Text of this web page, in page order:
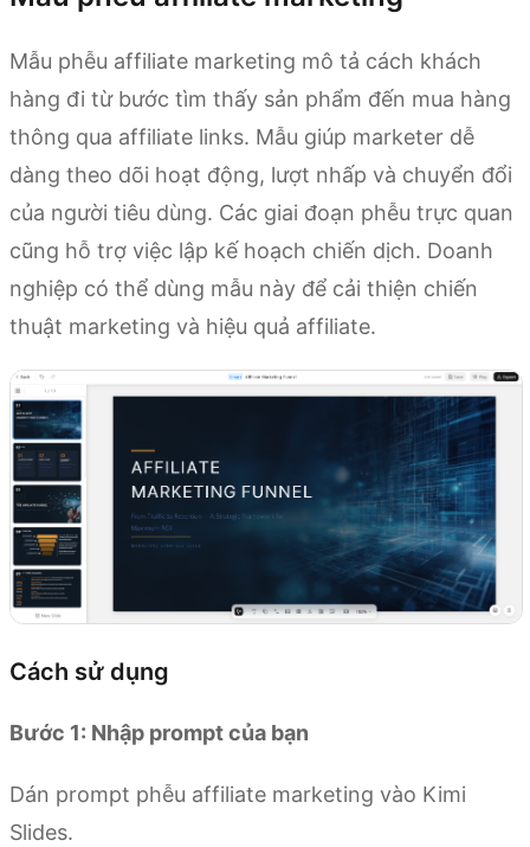
Mẫu phễu affiliate marketing mô tả cách khách
hàng đi từ bước tìm thấy sản phẩm đến mua hàng
thông qua affiliate links. Mẫu giúp marketer dễ
dàng theo dõi hoạt động, lượt nhấp và chuyển đổi
của người tiêu dùng. Các giai đoạn phễu trực quan
cũng hỗ trợ việc lập kế hoạch chiến dịch. Doanh
nghiệp có thể dùng mẫu này để cải thiện chiến
thuật marketing và hiệu quả affiliate.
Cách sử dụng
Bước 1: Nhập prompt của bạn
Dán prompt phễu affiliate marketing vào Kimi
Slides.